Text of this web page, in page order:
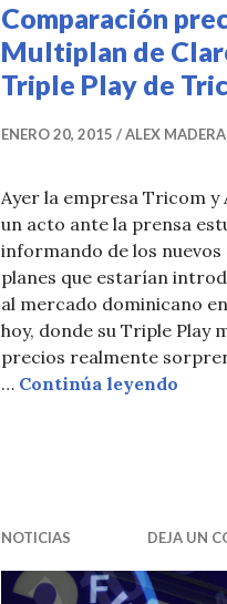
Comparación
Multiplan de
Triple Play de
ENERO 20, 2015 ALEX MADERA
Ayer la empresa Tricom y
un acto ante la prensa
informando de los nuevos
planes que estarían
al mercado dominicano
hoy, donde su Triple Play
precios realmente
… Continúa leyendo
NOTICIAS DEJA UN